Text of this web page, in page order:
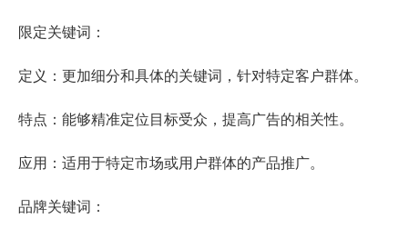
限定关键词：
定义：更加细分和具体的关键词，针对特定客户群体。
特点：能够精准定位目标受众，提高广告的相关性。
应用：适用于特定市场或用户群体的产品推广。
品牌关键词：